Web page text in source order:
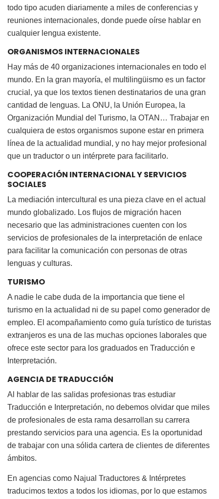
todo tipo acuden diariamente a miles de conferencias y
reuniones internacionales, donde puede oírse hablar en
cualquier lengua existente.
ORGANISMOS INTERNACIONALES
Hay más de 40 organizaciones internacionales en todo el
mundo. En la gran mayoría, el multilingüismo es un factor
crucial, ya que los textos tienen destinatarios de una gran
cantidad de lenguas. La ONU, la Unión Europea, la
Organización Mundial del Turismo, la OTAN… Trabajar en
cualquiera de estos organismos supone estar en primera
línea de la actualidad mundial, y no hay mejor profesional
que un traductor o un intérprete para facilitarlo.
COOPERACIÓN INTERNACIONAL Y SERVICIOS
SOCIALES
La mediación intercultural es una pieza clave en el actual
mundo globalizado. Los flujos de migración hacen
necesario que las administraciones cuenten con los
servicios de profesionales de la interpretación de enlace
para facilitar la comunicación con personas de otras
lenguas y culturas.
TURISMO
A nadie le cabe duda de la importancia que tiene el
turismo en la actualidad ni de su papel como generador de
empleo. El acompañamiento como guía turístico de turistas
extranjeros es una de las muchas opciones laborales que
ofrece este sector para los graduados en Traducción e
Interpretación.
AGENCIA DE TRADUCCIÓN
Al hablar de las salidas profesionas tras estudiar
Traducción e Interpretación, no debemos olvidar que miles
de profesionales de esta rama desarrollan su carrera
prestando servicios para una agencia. Es la oportunidad
de trabajar con una sólida cartera de clientes de diferentes
ámbitos.
En agencias como Najual Traductores & Intérpretes
traducimos textos a todos los idiomas, por lo que estamos